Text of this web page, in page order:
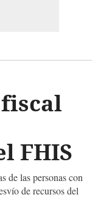
FHIS
de las personas con
de recursos del